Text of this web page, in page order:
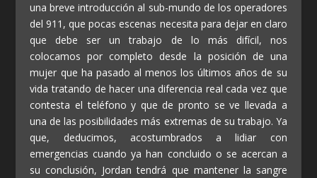
una breve introducción al sub-mundo de los operadores
del 911, que pocas escenas necesita para dejar en claro
que debe ser un trabajo de lo más difícil, nos
colocamos por completo desde la posición de una
mujer que ha pasado al menos los últimos años de su
vida tratando de hacer una diferencia real cada vez que
contesta el teléfono y que de pronto se ve llevada a
una de las posibilidades más extremas de su trabajo. Ya
que, deducimos, acostumbrados a lidiar con
emergencias cuando ya han concluido o se acercan a
su conclusión, Jordan tendrá que mantener la sangre